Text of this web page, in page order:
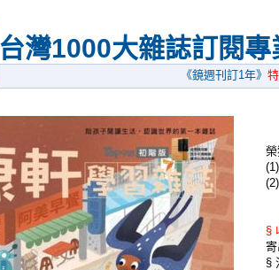
台灣1000大雜誌訂閱專
《鏡週刊訂1年》 特價$2880
§
§